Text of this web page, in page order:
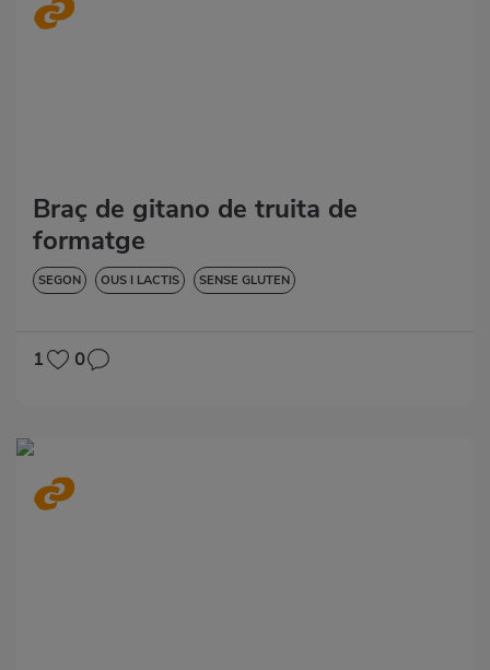
Braç de gitano de truita de
formatge
SEGON OUS I LACTIS SENSE GLUTEN
1 0